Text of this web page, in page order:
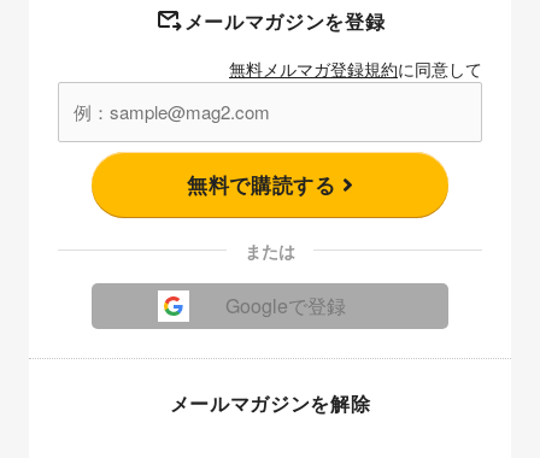
メールマガジンを登録
無料メルマガ登録規約に同意して
無料で購読する
または
Googleで登録
メールマガジンを解除